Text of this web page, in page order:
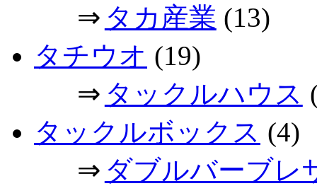
⇒ タカ産業 (13)
タチウオ (19)
⇒ タックルハウス
タックルボックス (4)
⇒ ダブルバーブレ